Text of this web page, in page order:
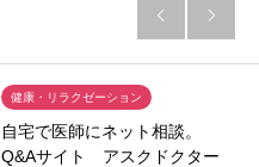
 
健康・リラクゼーション
自宅で医師にネット相談。
Q&Aサイト アスクドクター